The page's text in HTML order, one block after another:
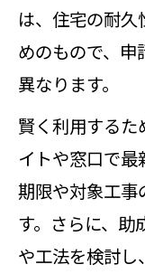
は、住宅の耐
めのもので、申
異なります。
賢く利用する
イトや窓口で
期限や対象工事
す。さらに、助
や工法を検討し